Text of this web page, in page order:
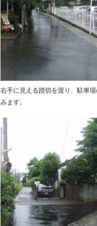
右手に見える踏切を渡り、駐車
みます。